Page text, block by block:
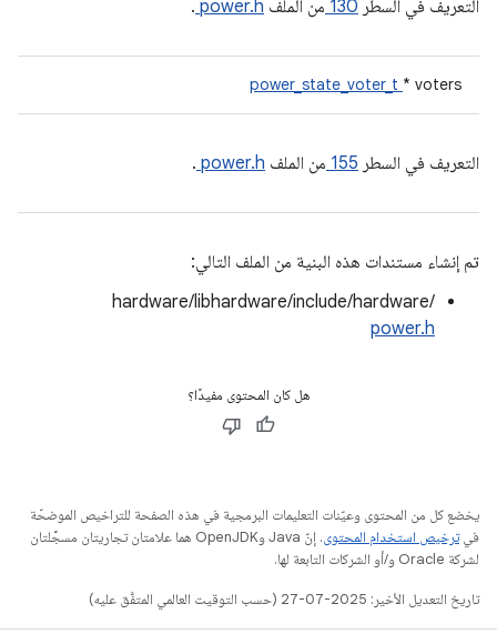
التعريف في السطر 130 من الملف power.h
.
power_state_voter_t * voters
التعريف في السطر 155 من الملف power.h
.
تم إنشاء مستندات هذه البنية من الملف التالي:
hardware/libhardware/include/hardware/
power.h
هل كان المحتوى مفيدًا؟
يخضع كل من المحتوى وعيّنات التعليمات البرمجية في هذه الصفحة للتراخيص الموضحّة
فيترخيص استخدام المحتوى
. إنّ Java وOpenJDK هما علامتان تجاريتان مسجَّلتان
لشركة Oracle و/أو الشركات التابعة لها.
تاريخ التعديل الأخير: 2025-07-27 (حسب التوقيت العالمي المتفَّق عليه)